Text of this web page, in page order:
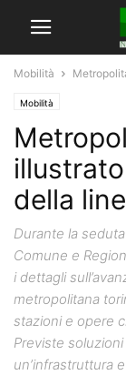
Mobilità
Mobilità
della
Durante la
Comune e
i dettagli
metropolitana
stazioni e opere
Previste
un’infrastruttura